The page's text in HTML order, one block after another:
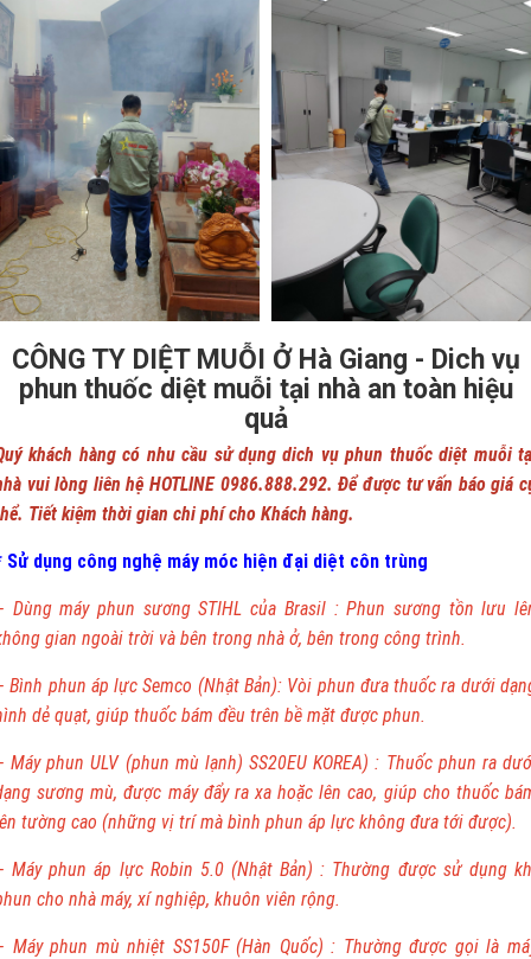
CÔNG TY DIỆT MUỖI Ở Hà Giang - Dich vụ
phun thuốc diệt muỗi tại nhà an toàn hiệu
quả
khách hàng có nhu cầu sử dụng dich vụ phun thuốc diệt muỗi
vui lòng liên hệ HOTLINE 0986.888.292. Để được tư vấn báo giá
Tiết kiệm thời gian chi phí cho Khách hàng.
Sử dụng công nghệ máy móc hiện đại diệt côn trùng
Dùng máy phun sương STIHL của Brasil : Phun sương tồn lưu
gian ngoài trời và bên trong nhà ở, bên trong công trình.
Bình phun áp lực Semco (Nhật Bản): Vòi phun đưa thuốc ra dưới
dẻ quạt, giúp thuốc bám đều trên bề mặt được phun.
Máy phun ULV (phun mù lạnh) SS20EU KOREA) : Thuốc phun ra
sương mù, được máy đẩy ra xa hoặc lên cao, giúp cho thuốc
tường cao (những vị trí mà bình phun áp lực không đưa tới được).
Máy phun áp lực Robin 5.0 (Nhật Bản) : Thường được sử dụng
cho nhà máy, xí nghiệp, khuôn viên rộng.
Máy phun mù nhiệt SS150F (Hàn Quốc) : Thường được gọi là